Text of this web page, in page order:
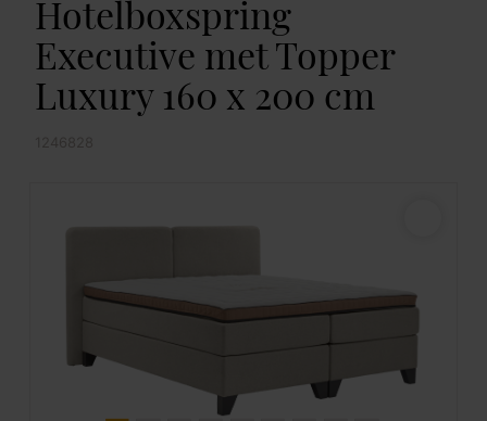
Hotelboxspring
Executive met Topper
Luxury 160 x 200 cm